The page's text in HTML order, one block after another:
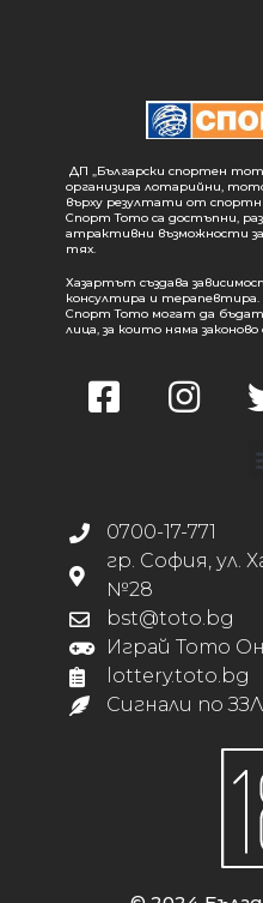
ДП „Български спортен
организира лотарийни,
върху резултати от
Спорт Тото са достъпни,
атрактивни възможности
тях.
Хазартът създава
консултира и
Спорт Тото могат да бъдат
лица, за които няма
0700-17-771
гр. София, ул.
№28
bst@toto.bg
Играй Тото
lottery.toto.bg
Сигнали по